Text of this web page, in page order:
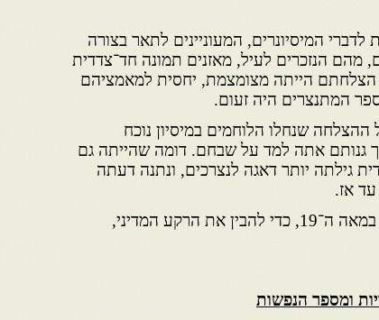
המיסיונרים, המעוניינים לתאר בצורה
הנזכרים לעיל, מאזנים תמונה חד־צדדית
הצלחתם הייתה מצומצמת, יחסית למאמציהם
המתנצרים היה זעום.
ההצלחה שנחלו הלוחמים במיסיון נוכח
גנותם אתה למד על שבחם. דומה שהייתה גם
גילתה יותר דאגה לנצרכים, ונתנה דעתה
עד אז.
הקדמתי פרק על מצבם של יהודי מרוקו במאה ה־19, כדי להבין את הרקע המדיני,
ומספר הנפשות